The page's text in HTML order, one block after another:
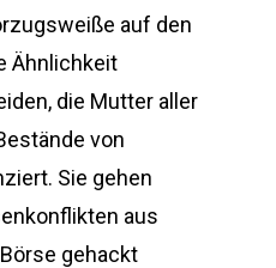
auf den
Ähnlichkeit
die Mutter aller
von
Sie gehen
aus
gehackt